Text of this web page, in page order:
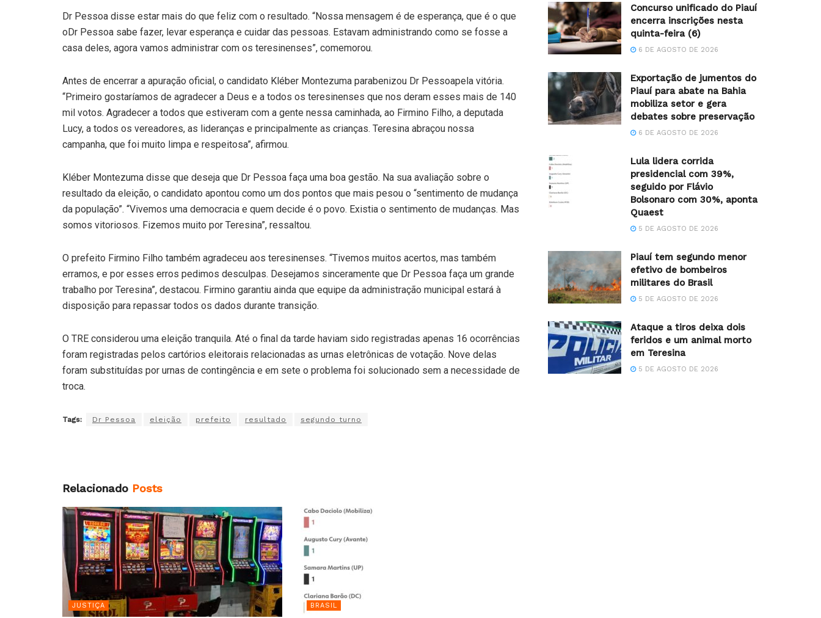
Dr Pessoa disse estar mais do que feliz com o resultado. “Nossa mensagem é de esperança, que é o que
oDr Pessoa sabe fazer, levar esperança e cuidar das pessoas. Estavam administrando como se fosse a
casa deles, agora vamos administrar com os teresinenses”, comemorou.
Antes de encerrar a apuração oficial, o candidato Kléber Montezuma parabenizou Dr Pessoapela vitória.
“Primeiro gostaríamos de agradecer a Deus e a todos os teresinenses que nos deram esses mais de 140
mil votos. Agradecer a todos que estiveram com a gente nessa caminhada, ao Firmino Filho, a deputada
Lucy, a todos os vereadores, as lideranças e principalmente as crianças. Teresina abraçou nossa
campanha, que foi muito limpa e respeitosa”, afirmou.
Kléber Montezuma disse que deseja que Dr Pessoa faça uma boa gestão. Na sua avaliação sobre o
resultado da eleição, o candidato apontou como um dos pontos que mais pesou o “sentimento de mudança
da população”. “Vivemos uma democracia e quem decide é o povo. Existia o sentimento de mudanças. Mas
somos vitoriosos. Fizemos muito por Teresina”, ressaltou.
O prefeito Firmino Filho também agradeceu aos teresinenses. “Tivemos muitos acertos, mas também
erramos, e por esses erros pedimos desculpas. Desejamos sinceramente que Dr Pessoa faça um grande
trabalho por Teresina”, destacou. Firmino garantiu ainda que equipe da administração municipal estará à
disposição para repassar todos os dados durante transição.
O TRE considerou uma eleição tranquila. Até o final da tarde haviam sido registradas apenas 16 ocorrências
foram registradas pelos cartórios eleitorais relacionadas as urnas eletrônicas de votação. Nove delas
foram substituídas por urnas de contingência e em sete o problema foi solucionado sem a necessidade de
troca.
Tags: Dr Pessoa eleição prefeito resultado segundo turno
Relacionado Posts
JUSTIÇA BRASIL
Concurso unificado do Piauí
encerra inscrições nesta
quinta-feira (6)
6 DE AGOSTO DE 2026
Exportação de jumentos do
Piauí para abate na Bahia
mobiliza setor e gera
debates sobre preservação
6 DE AGOSTO DE 2026
Lula lidera corrida
presidencial com 39%,
seguido por Flávio
Bolsonaro com 30%, aponta
Quaest
5 DE AGOSTO DE 2026
Piauí tem segundo menor
efetivo de bombeiros
militares do Brasil
5 DE AGOSTO DE 2026
Ataque a tiros deixa dois
feridos e um animal morto
em Teresina
5 DE AGOSTO DE 2026